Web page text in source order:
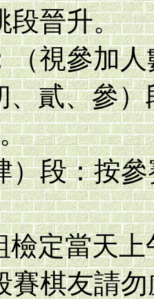
段晉升。
（視參加
、貳、參
）段：按
檢定當天
賽棋友請